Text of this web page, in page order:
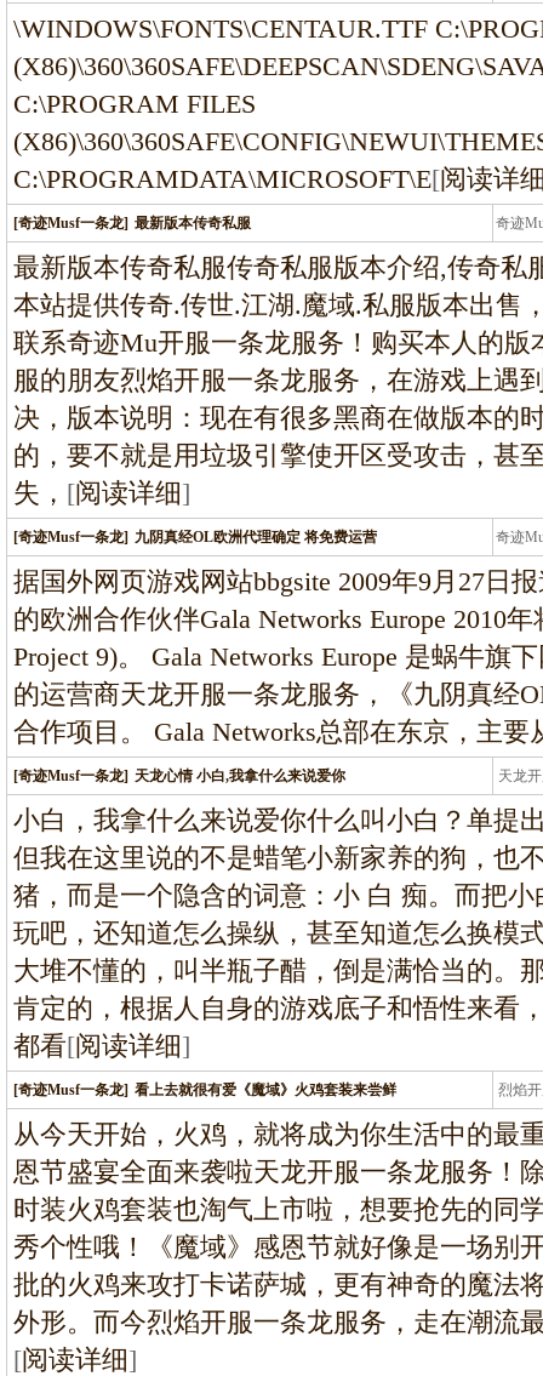
龙
\WINDOWS\FONTS\CENTAUR.TTF
C:\PROGRAM FILES
C:\PROGRAMDATA\MICROSOFT\E[阅读详
[奇迹Musf一条龙] 最新版本传奇私服 奇迹
条
最新版本传奇私服传奇私服版本介绍,传奇私
本站提供传奇.传世.江湖.魔域.私服版本出售
联系奇迹Mu开服一条龙服务！购买本人的
服的朋友烈焰开服一条龙服务，在游戏上遇
决，版本说明：现在有很多黑商在做版本的
的，要不就是用垃圾引擎使开区受攻击，甚
失， [阅读详细]
[奇迹Musf一条龙] 九阴真经OL欧洲代理确定 将免费运营 奇迹
条
据国外网页游戏网站bbgsite 2009年9月27日
的欧洲合作伙伴Gala Networks Europe 2010
Project 9)。 Gala Networks Europe 是蜗牛旗
的运营商天龙开服一条龙服务，《九阴真经
合作项目。 Gala Networks总部在东京，主要
[奇迹Musf一条龙] 天龙心情 小白,我拿什么来说爱你 天龙
龙
小白，我拿什么来说爱你什么叫小白？单提
但我在这里说的不是蜡笔小新家养的狗，也
猪，而是一个隐含的词意：小 白 痴。而把
玩吧，还知道怎么操纵，甚至知道怎么换模
大堆不懂的，叫半瓶子醋，倒是满恰当的。
肯定的，根据人自身的游戏底子和悟性来看
都看[阅读详细]
[奇迹Musf一条龙] 看上去就很有爱《魔域》火鸡套装来尝鲜 烈焰
龙
从今天开始，火鸡，就将成为你生活中的最
恩节盛宴全面来袭啦天龙开服一条龙服务！
时装火鸡套装也淘气上市啦，想要抢先的同
秀个性哦！《魔域》感恩节就好像是一场别
批的火鸡来攻打卡诺萨城，更有神奇的魔法
外形。而今烈焰开服一条龙服务，走在潮流
[阅读详细]